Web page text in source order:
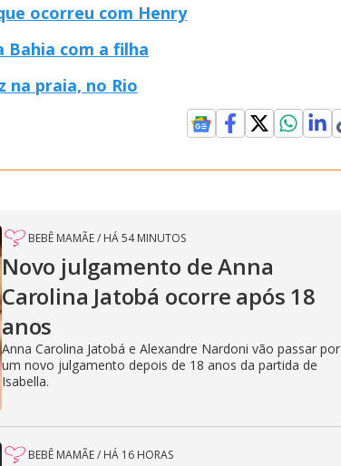
ocorreu com Henry
com a filha
na praia, no Rio
BEBÊ MAMÃE/ HÁ 54 MINUTOS
Novo julgamento de Anna
Carolina Jatobá ocorre após 18
anos
Anna Carolina Jatobá e Alexandre Nardoni vão passar por
um novo julgamento depois de 18 anos da partida de
Isabella.
BEBÊ MAMÃE/ HÁ 16 HORAS